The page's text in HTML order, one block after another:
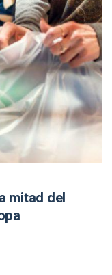
mitad del